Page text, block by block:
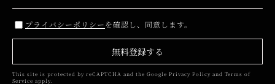
プライバシーポリシーを確認し、同意します。
無料登録する
This site is protected by reCAPTCHA and the Google Privacy Policy and Terms of
Service apply.